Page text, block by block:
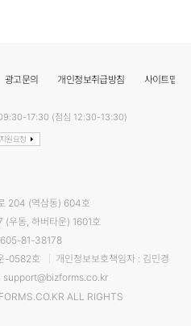
광고문의 개인정보취급방침 사이트맵
17:30 (점심 12:30-13:30)
원요청
204 (역삼동) 604호
(우동, 하버타운) 1601호
605-81-38178
-0582호
개인정보보호책임자 : 김민경
support@bizforms.co.kr
ALL RIGHTS